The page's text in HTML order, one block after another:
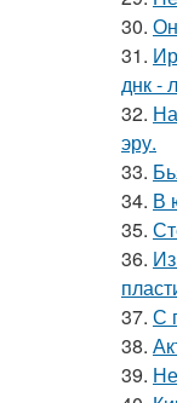
30.
31.
днк -
32.
эру.
33.
34. В
35.
36.
37. С
38.
39.